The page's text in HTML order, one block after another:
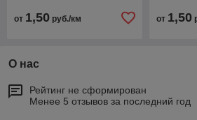
от 1,50 руб./км от 1,50
О нас
Рейтинг не сформирован
Менее 5 отзывов за последний год